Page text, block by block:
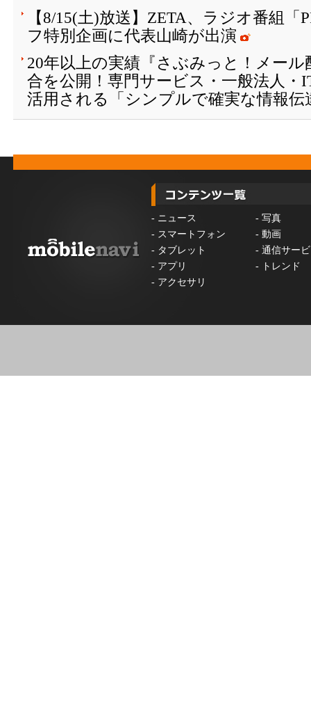
【8/15(土)放送】ZETA、ラジオ番組「
フ特別企画に代表山崎が出演
20年以上の実績『さぶみっと！メール
合を公開！専門サービス・一般法人・
活用される「シンプルで確実な情報伝
- ニュース - 写真
- スマートフォン - 動画
- タブレット - 通信サー
- アプリ -
トレンド
- アクセサリ